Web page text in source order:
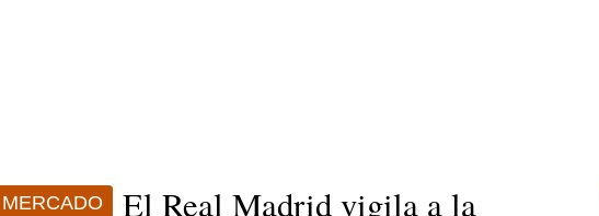
El Real Madrid vigila a la